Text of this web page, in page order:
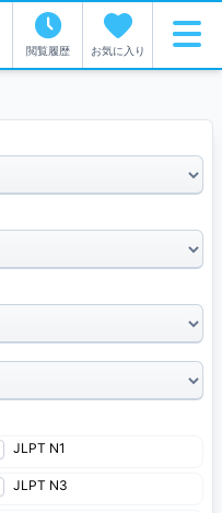
お気に入り
閲覧履歴
JLPT N1
JLPT N3